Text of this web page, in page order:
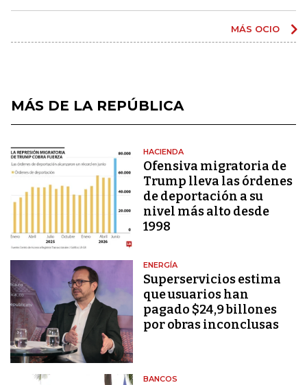
MÁS OCIO
MÁS DE LA REPÚBLICA
HACIENDA
Ofensiva migratoria de
Trump lleva las órdenes
de deportación a su
nivel más alto desde
1998
ENERGÍA
Superservicios estima
que usuarios han
pagado $24,9 billones
por obras inconclusas
BANCOS